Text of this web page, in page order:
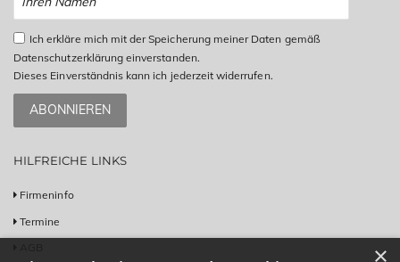
Ich erkläre mich mit der Speicherung meiner Daten gemäß
Datenschutzerklärung einverstanden.
Dieses Einverständnis kann ich jederzeit widerrufen.
ABONNIEREN
HILFREICHE LINKS
Firmeninfo
Termine
×